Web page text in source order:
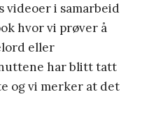
videoer i samarbeid
hvor vi prøver å
eller
har blitt tatt
og vi merker at det